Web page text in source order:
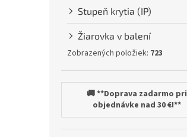
Stupeň krytia (IP)
Žiarovka v balení
Zobrazených položiek: 723
🚚 **Doprava zadarmo pri
objednávke nad 30 €!**